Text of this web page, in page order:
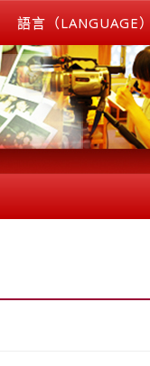
語言（LANGUAGE）